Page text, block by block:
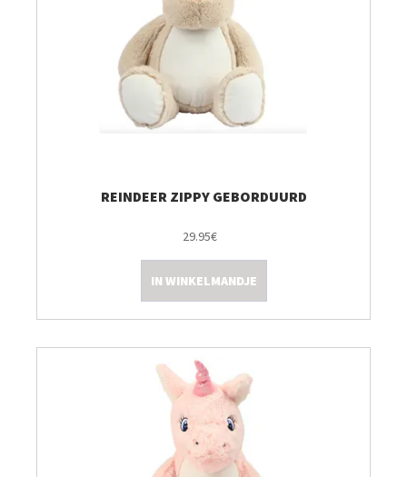
Gepersonaliseerd
Machines en Toebehoren
Tips & Tricks
REINDEER ZIPPY GEBORDUURD
29.95€
IN WINKELMANDJE